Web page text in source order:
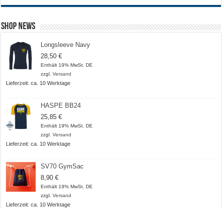
Shop News
Longsleeve Navy
28,50€
Enthält 19% MwSt. DE
zzgl.Versand
Lieferzeit: ca. 10 Werktage
HASPE BB24
25,85€
Enthält 19% MwSt. DE
zzgl.Versand
Lieferzeit: ca. 10 Werktage
SV70 GymSac
8,90€
Enthält 19% MwSt. DE
zzgl.Versand
Lieferzeit: ca. 10 Werktage